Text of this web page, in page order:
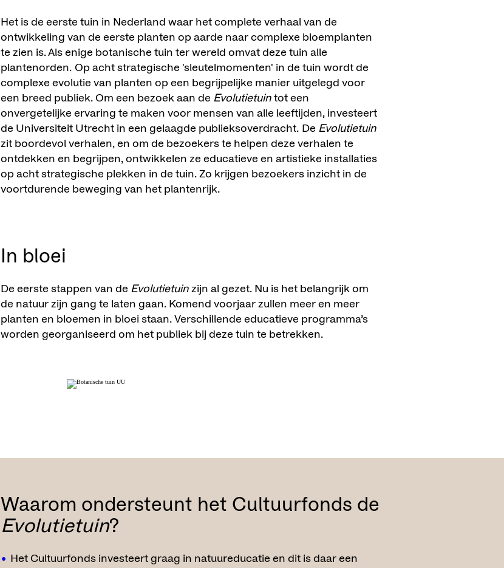
Het is de eerste tuin in Nederland waar het complete verhaal van de
ontwikkeling van de eerste planten op aarde naar complexe bloemplanten
te zien is. Als enige botanische tuin ter wereld omvat deze tuin alle
plantenorden. Op acht strategische 'sleutelmomenten' in de tuin wordt de
complexe evolutie van planten op een begrijpelijke manier uitgelegd voor
een breed publiek. Om een bezoek aan de Evolutietuintot een
onvergetelijke ervaring te maken voor mensen van alle leeftijden, investeert
de Universiteit Utrecht in een gelaagde publieksoverdracht. De Evolutietuin
zit boordevol verhalen, en om de bezoekers te helpen deze verhalen te
ontdekken en begrijpen, ontwikkelen ze educatieve en artistieke installaties
op acht strategische plekken in de tuin. Zo krijgen bezoekers inzicht in de
voortdurende beweging van het plantenrijk.
In bloei
De eerste stappen van de Evolutietuinzijn al gezet. Nu is het belangrijk om
de natuur zijn gang te laten gaan. Komend voorjaar zullen meer en meer
planten en bloemen in bloei staan. Verschillende educatieve programma’s
worden georganiseerd om het publiek bij deze tuin te betrekken.
Waarom ondersteunt het Cultuurfonds de
Evolutietuin?
Het Cultuurfonds investeert graag in natuureducatie en dit is daar een